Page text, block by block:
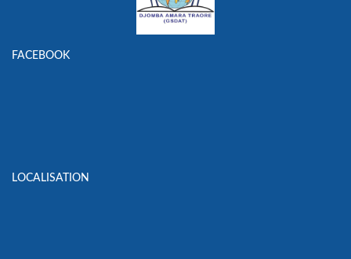
FACEBOOK
LOCALISATION